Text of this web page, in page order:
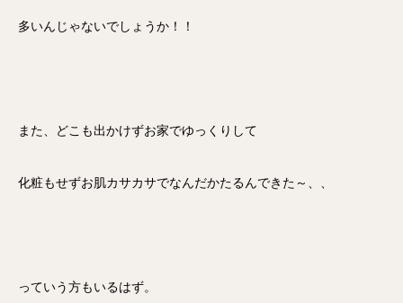
多いんじゃないでしょうか！！
また、どこも出かけずお家でゆっくりして
化粧もせずお肌カサカサでなんだかたるんできた～、、
っていう方もいるはず。